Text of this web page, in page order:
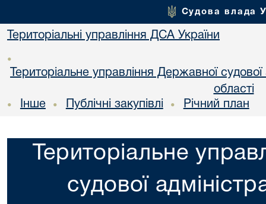
Судова влада
Територіальні управління ДСА України
•
Територіальне управління Державної судової
області
• Інше • Публічні закупівлі • Річний план
Територіальне
судової